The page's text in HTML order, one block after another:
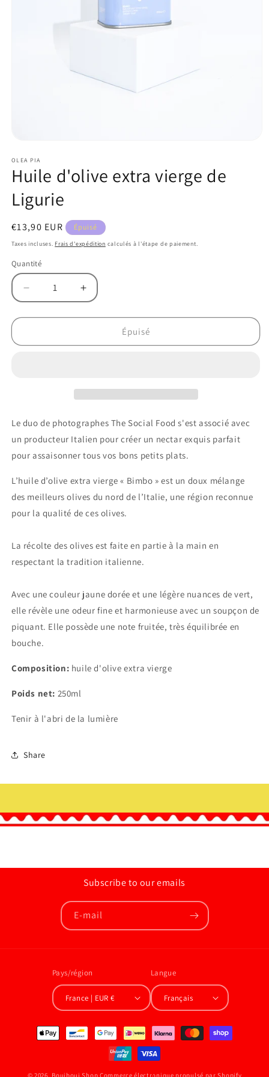
média
1
dans
fenêtre
modale
OLEA PIA
Huile d'olive extra vierge de
Ligurie
Prix
habituel
€13,90 EUR Épuisé
Taxes incluses. Frais d'expédition calculés à l'étape de paiement.
Quantité
Réduire
la
quantité
Huile
Augmenter
la
quantité
Huile
Épuisé
Le duo de photographes The Social Food s'est associé avec
un producteur Italien pour créer un nectar exquis parfait
pour assaisonner tous vos bons petits plats.
L’huile d’olive extra vierge « Bimbo » est un doux mélange
des meilleurs olives du nord de l’Italie, une région reconnue
pour la qualité de ces olives.
La récolte des olives est faite en partie à la main en
respectant la tradition italienne.
Avec une couleur jaune dorée et une légère nuances de vert,
elle révèle une odeur fine et harmonieuse avec un soupçon de
piquant. Elle possède une note fruitée, très équilibrée en
bouche.
Composition: huile d'olive extra vierge
Poids net: 250ml
Tenir à l'abri de la lumière
Share
Subscribe to our emails
E-mail
Pays/région
France | EUR €
Langue
Français
Moyens